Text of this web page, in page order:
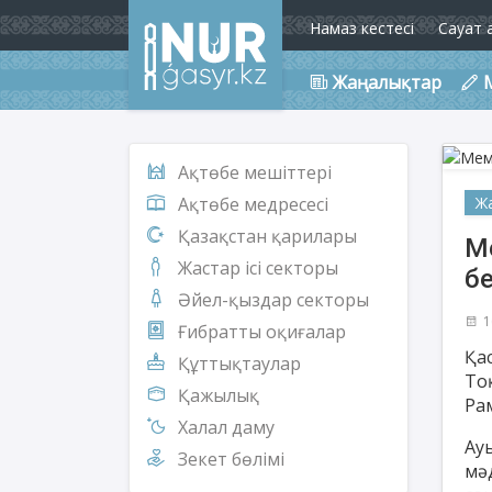
Намаз кестесі Сауат
Жаңалықтар
Ақтөбе мешіттері
Ақтөбе медресесі
Қазақстан қарилары
Жастар ісі секторы
Әйел-қыздар секторы
Ғибратты оқиғалар
Құттықтаулар
Қажылық
Халал даму
Зекет бөлімі